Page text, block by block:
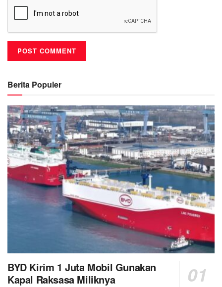
Berita Populer
BYD Kirim 1 Juta Mobil Gunakan
Kapal Raksasa Miliknya